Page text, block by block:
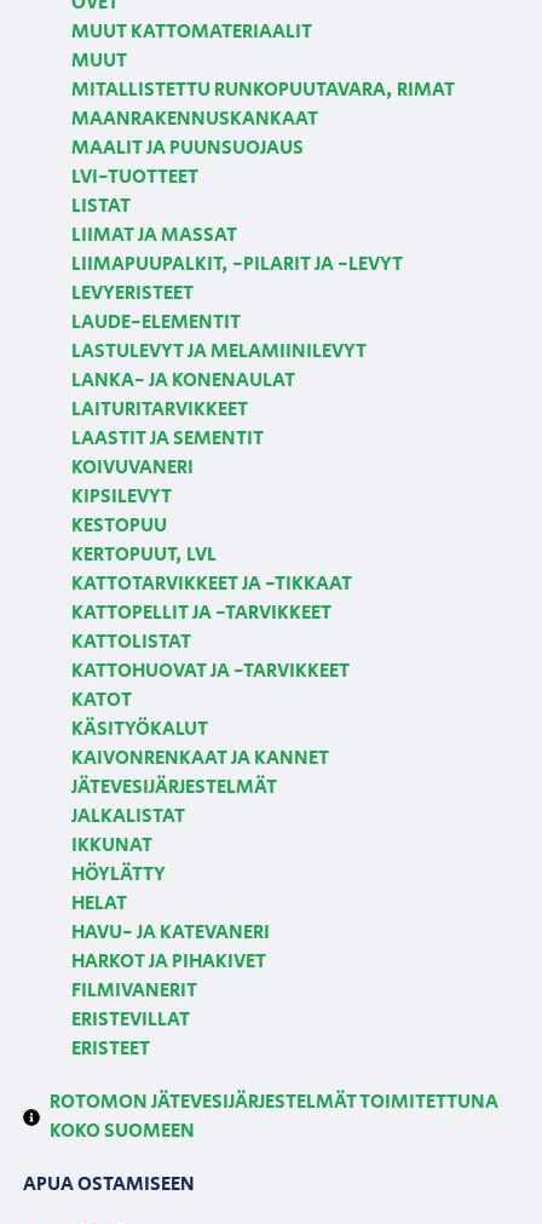
MUUT KATTOMATERIAALIT
MUUT
MITALLISTETTU RUNKOPUUTAVARA, RIMAT
MAANRAKENNUSKANKAAT
MAALIT JA PUUNSUOJAUS
LVI-TUOTTEET
LISTAT
LIIMAT JA MASSAT
LIIMAPUUPALKIT, -PILARIT JA -LEVYT
LEVYERISTEET
LAUDE-ELEMENTIT
LASTULEVYT JA MELAMIINILEVYT
LANKA- JA KONENAULAT
LAITURITARVIKKEET
LAASTIT JA SEMENTIT
KOIVUVANERI
KIPSILEVYT
KESTOPUU
KERTOPUUT, LVL
KATTOTARVIKKEET JA -TIKKAAT
KATTOPELLIT JA -TARVIKKEET
KATTOLISTAT
KATTOHUOVAT JA -TARVIKKEET
KATOT
KÄSITYÖKALUT
KAIVONRENKAAT JA KANNET
JÄTEVESIJÄRJESTELMÄT
JALKALISTAT
IKKUNAT
HÖYLÄTTY
HELAT
HAVU- JA KATEVANERI
HARKOT JA PIHAKIVET
FILMIVANERIT
ERISTEVILLAT
ERISTEET
ROTOMON JÄTEVESIJÄRJESTELMÄT TOIMITETTUNA
KOKO SUOMEEN
APUA OSTAMISEEN